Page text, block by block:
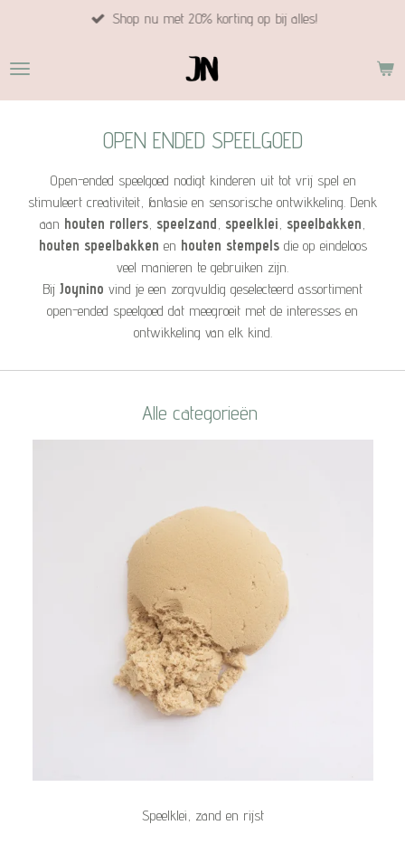
naar
hoofdinhoud
Shop nu met 20% korting op bij alles!
OPEN ENDED SPEELGOED
Open-ended speelgoed nodigt kinderen uit tot vrij spel en
stimuleert creativiteit, fantasie en sensorische ontwikkeling. Denk
aan houten rollers, speelzand, speelklei, speelbakken,
houten speelbakken en houten stempelsdie op eindeloos
veel manieren te gebruiken zijn.
Bij Joynino vind je een zorgvuldig geselecteerd assortiment
open-ended speelgoed dat meegroeit met de interesses en
ontwikkeling van elk kind.
Alle categorieën
Speelklei, zand en rijst